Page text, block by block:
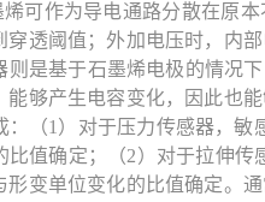
可作为导电通路分散在原
穿透阈值；外加电压时，内
则是基于石墨烯电极的情况
能够产生电容变化，因此也
（1）对于压力传感器，敏
值确定；（2）对于拉伸传
形变单位变化的比值确定。